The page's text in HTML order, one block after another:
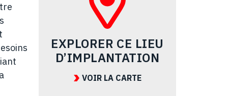
EXPLORER CE LIEU
D’IMPLANTATION
VOIR LA CARTE